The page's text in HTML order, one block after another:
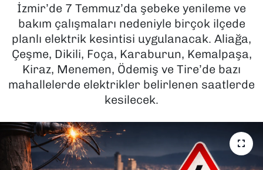
İzmir’de 7 Temmuz’da şebeke yenileme ve
bakım çalışmaları nedeniyle birçok ilçede
planlı elektrik kesintisi uygulanacak. Aliağa,
Çeşme, Dikili, Foça, Karaburun, Kemalpaşa,
Kiraz, Menemen, Ödemiş ve Tire’de bazı
mahallelerde elektrikler belirlenen saatlerde
kesilecek.
MAGAZİN
POLİTİKA
SAĞLIK
TEKNOLOJİ
YAŞAM
Haber Arşivi